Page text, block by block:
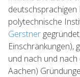
polytechnische
Gerstner
Einschränkungen),
und nach und
Aachen)